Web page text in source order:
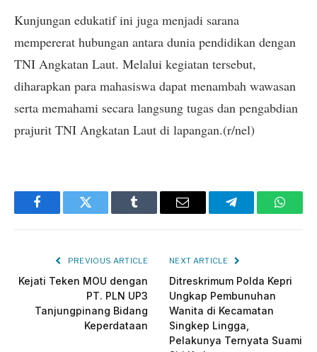
Kunjungan edukatif ini juga menjadi sarana
mempererat hubungan antara dunia pendidikan dengan
TNI Angkatan Laut. Melalui kegiatan tersebut,
diharapkan para mahasiswa dapat menambah wawasan
serta memahami secara langsung tugas dan pengabdian
prajurit TNI Angkatan Laut di lapangan.(r/nel)
FacebookTwitter Tumblr Email Telegram
PREVIOUS ARTICLE
Kejati Teken MOU dengan
PT. PLN UP3
Tanjungpinang Bidang
Keperdataan
NEXT ARTICLE
Ditreskrimum Polda Kepri
Ungkap Pembunuhan
Wanita di Kecamatan
Singkep Lingga,
Pelakunya Ternyata Suami